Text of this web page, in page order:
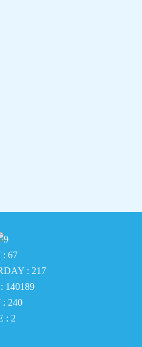
: 67
: 217
140189
240
: 2